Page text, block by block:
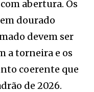
abertura. Os
dourado
devem ser
a torneira e os
coerente que
de 2026.